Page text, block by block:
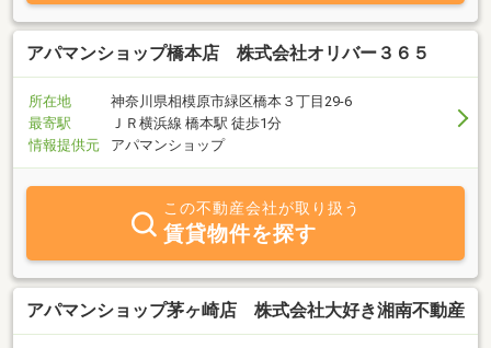
アパマンショップ橋本店 株式会社オリバー３６５
所在地
神奈川県相模原市緑区橋本３丁目29-6
最寄駅
ＪＲ横浜線 橋本駅 徒歩1分
情報提供元
アパマンショップ
この不動産会社が取り扱う
賃貸物件を探す
アパマンショップ茅ヶ崎店 株式会社大好き湘南不動産